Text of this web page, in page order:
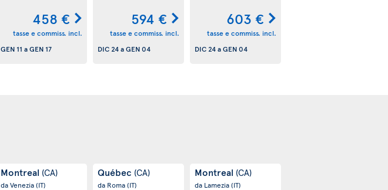
458 €
tasse e commiss. incl.
GEN 11 aGEN 17
594 €
tasse e commiss. incl.
DIC 24aGEN 04
603 €
tasse e commiss. incl.
DIC 24aGEN 04
Montreal (CA)
da Venezia(IT)
Québec (CA)
da Roma(IT)
Montreal (CA)
da Lamezia(IT)